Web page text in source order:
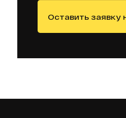
Оставить заявку